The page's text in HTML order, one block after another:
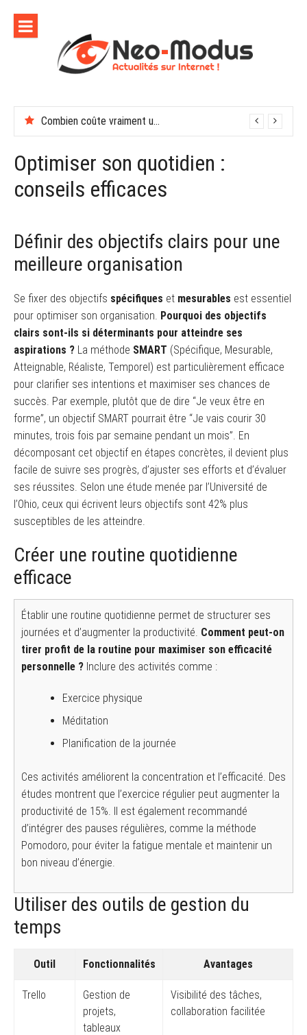
contenu
Combien coûte vraiment une soirée de récompenses en entreprise
En finir avec les moustiques cet été
Optimiser son quotidien :
conseils efficaces
Définir des objectifs clairs pour une
meilleure organisation
Se fixer des objectifs spécifiques et mesurables est essentiel
pour optimiser son organisation. Pourquoi des objectifs
clairs sont-ils si déterminants pour atteindre ses
aspirations ? La méthode SMART (Spécifique, Mesurable,
Atteignable, Réaliste, Temporel) est particulièrement efficace
pour clarifier ses intentions et maximiser ses chances de
succès. Par exemple, plutôt que de dire “Je veux être en
forme”, un objectif SMART pourrait être “Je vais courir 30
minutes, trois fois par semaine pendant un mois”. En
décomposant cet objectif en étapes concrètes, il devient plus
facile de suivre ses progrès, d’ajuster ses efforts et d’évaluer
ses réussites. Selon une étude menée par l’Université de
l’Ohio, ceux qui écrivent leurs objectifs sont 42% plus
susceptibles de les atteindre.
Créer une routine quotidienne
efficace
Établir une routine quotidienne permet de structurer ses
journées et d’augmenter la productivité. Comment peut-on
tirer profit de la routine pour maximiser son efficacité
personnelle ? Inclure des activités comme :
Exercice physique
Méditation
Planification de la journée
Ces activités améliorent la concentration et l’efficacité. Des
études montrent que l’exercice régulier peut augmenter la
productivité de 15%. Il est également recommandé
d’intégrer des pauses régulières, comme la méthode
Pomodoro, pour éviter la fatigue mentale et maintenir un
bon niveau d’énergie.
Utiliser des outils de gestion du
temps
Outil Fonctionnalités Avantages
Trello
Gestion de
projets,
tableaux
Visibilité des tâches,
collaboration facilitée